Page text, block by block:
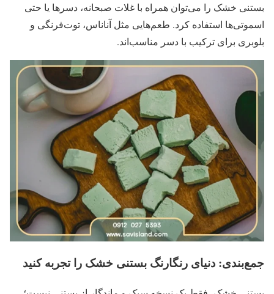
بستنی خشک را می‌توان همراه با غلات صبحانه، دسرها یا حتی
اسموتی‌ها استفاده کرد. طعم‌هایی مثل آناناس، توت‌فرنگی و
بلوبری برای ترکیب با دسر مناسب‌اند.
جمع‌بندی: دنیای رنگارنگ بستنی خشک را تجربه کنید